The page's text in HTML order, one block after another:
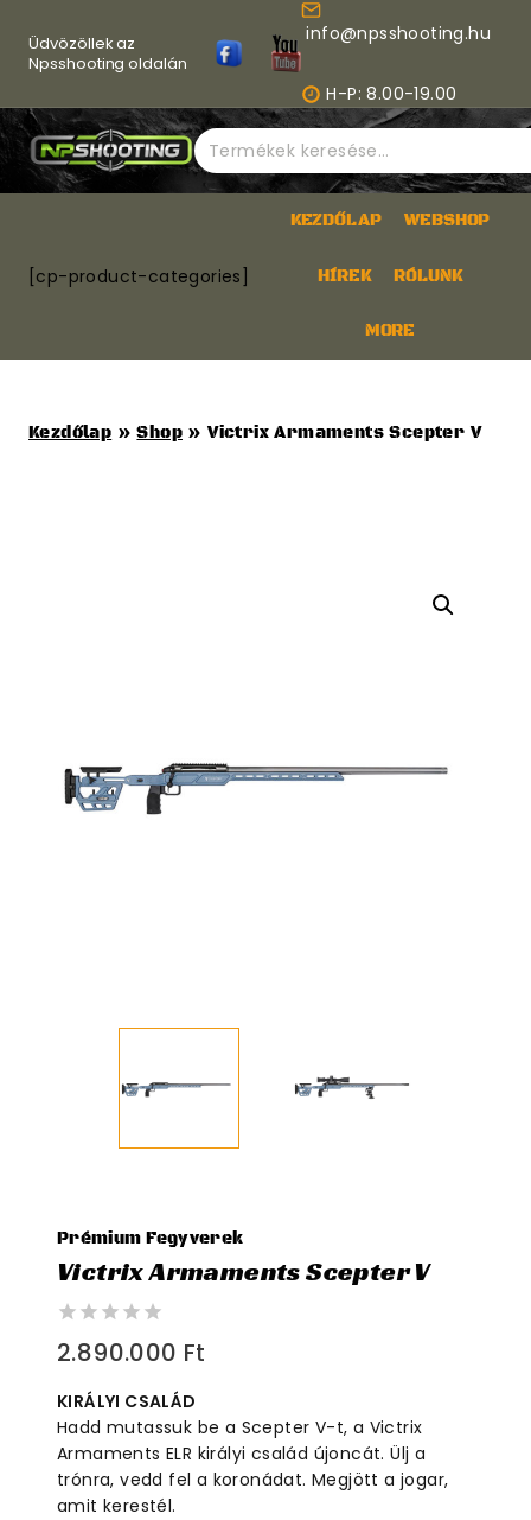
content
Üdvözöllek az
Npsshooting oldalán
info@npsshooting.hu
H-P: 8.00-19.00
Keresés
a
következőre:
[cp-product-categories]
KEZDŐLAP WEBSHOP
HÍREK RÓLUNK
MORE
Kezdőlap »Shop »Victrix Armaments Scepter V
Prémium Fegyverek
Victrix Armaments Scepter V
0
out
5
2.890.000 Ft
KIRÁLYI CSALÁD
Hadd mutassuk be a Scepter V-t, a Victrix
Armaments ELR királyi család újoncát. Ülj a
trónra, vedd fel a koronádat. Megjött a jogar,
amit kerestél.